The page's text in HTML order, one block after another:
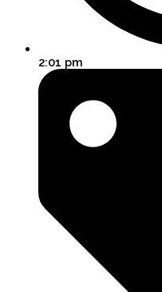
2:01 pm